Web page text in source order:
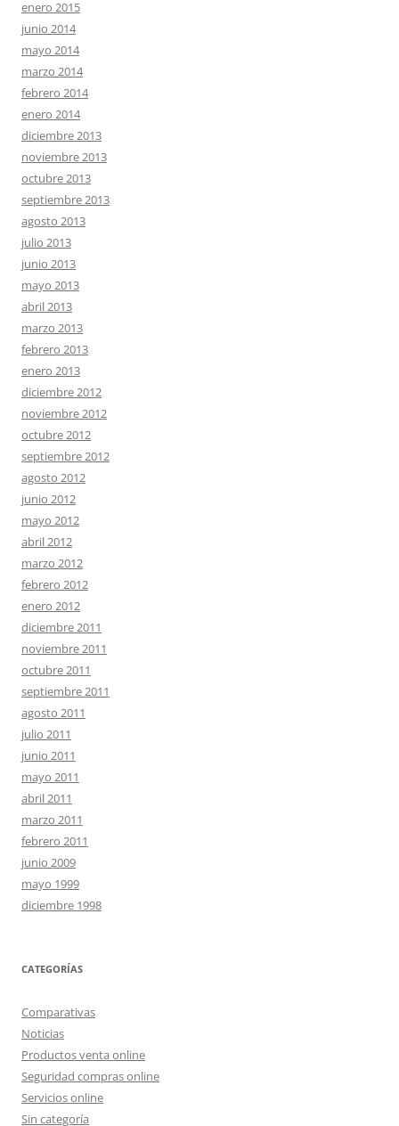
enero 2015
junio 2014
mayo 2014
marzo 2014
febrero 2014
enero 2014
diciembre 2013
noviembre 2013
octubre 2013
septiembre 2013
agosto 2013
julio 2013
junio 2013
mayo 2013
abril 2013
marzo 2013
febrero 2013
enero 2013
diciembre 2012
noviembre 2012
octubre 2012
septiembre 2012
agosto 2012
junio 2012
mayo 2012
abril 2012
marzo 2012
febrero 2012
enero 2012
diciembre 2011
noviembre 2011
octubre 2011
septiembre 2011
agosto 2011
julio 2011
junio 2011
mayo 2011
abril 2011
marzo 2011
febrero 2011
junio 2009
mayo 1999
diciembre 1998
CATEGORÍAS
Comparativas
Noticias
Productos venta online
Seguridad compras online
Servicios online
Sin categoría